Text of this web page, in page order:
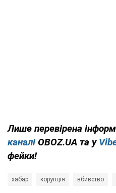
Лише перевірена
каналі OBOZ.UA та у
фейки!
хабар корупція вбивство